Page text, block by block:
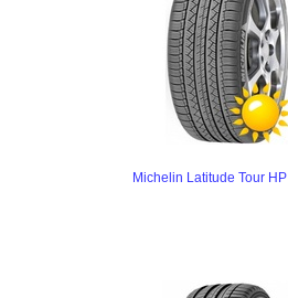
Michelin Latitude Tour HP